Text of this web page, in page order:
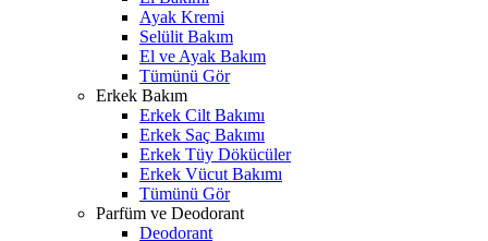
Ayak Kremi
Selülit Bakım
El ve Ayak Bakım
Tümünü Gör
Erkek Bakım
Erkek Cilt Bakımı
Erkek Saç Bakımı
Erkek Tüy Dökücüler
Erkek Vücut Bakımı
Tümünü Gör
Parfüm ve Deodorant
Deodorant